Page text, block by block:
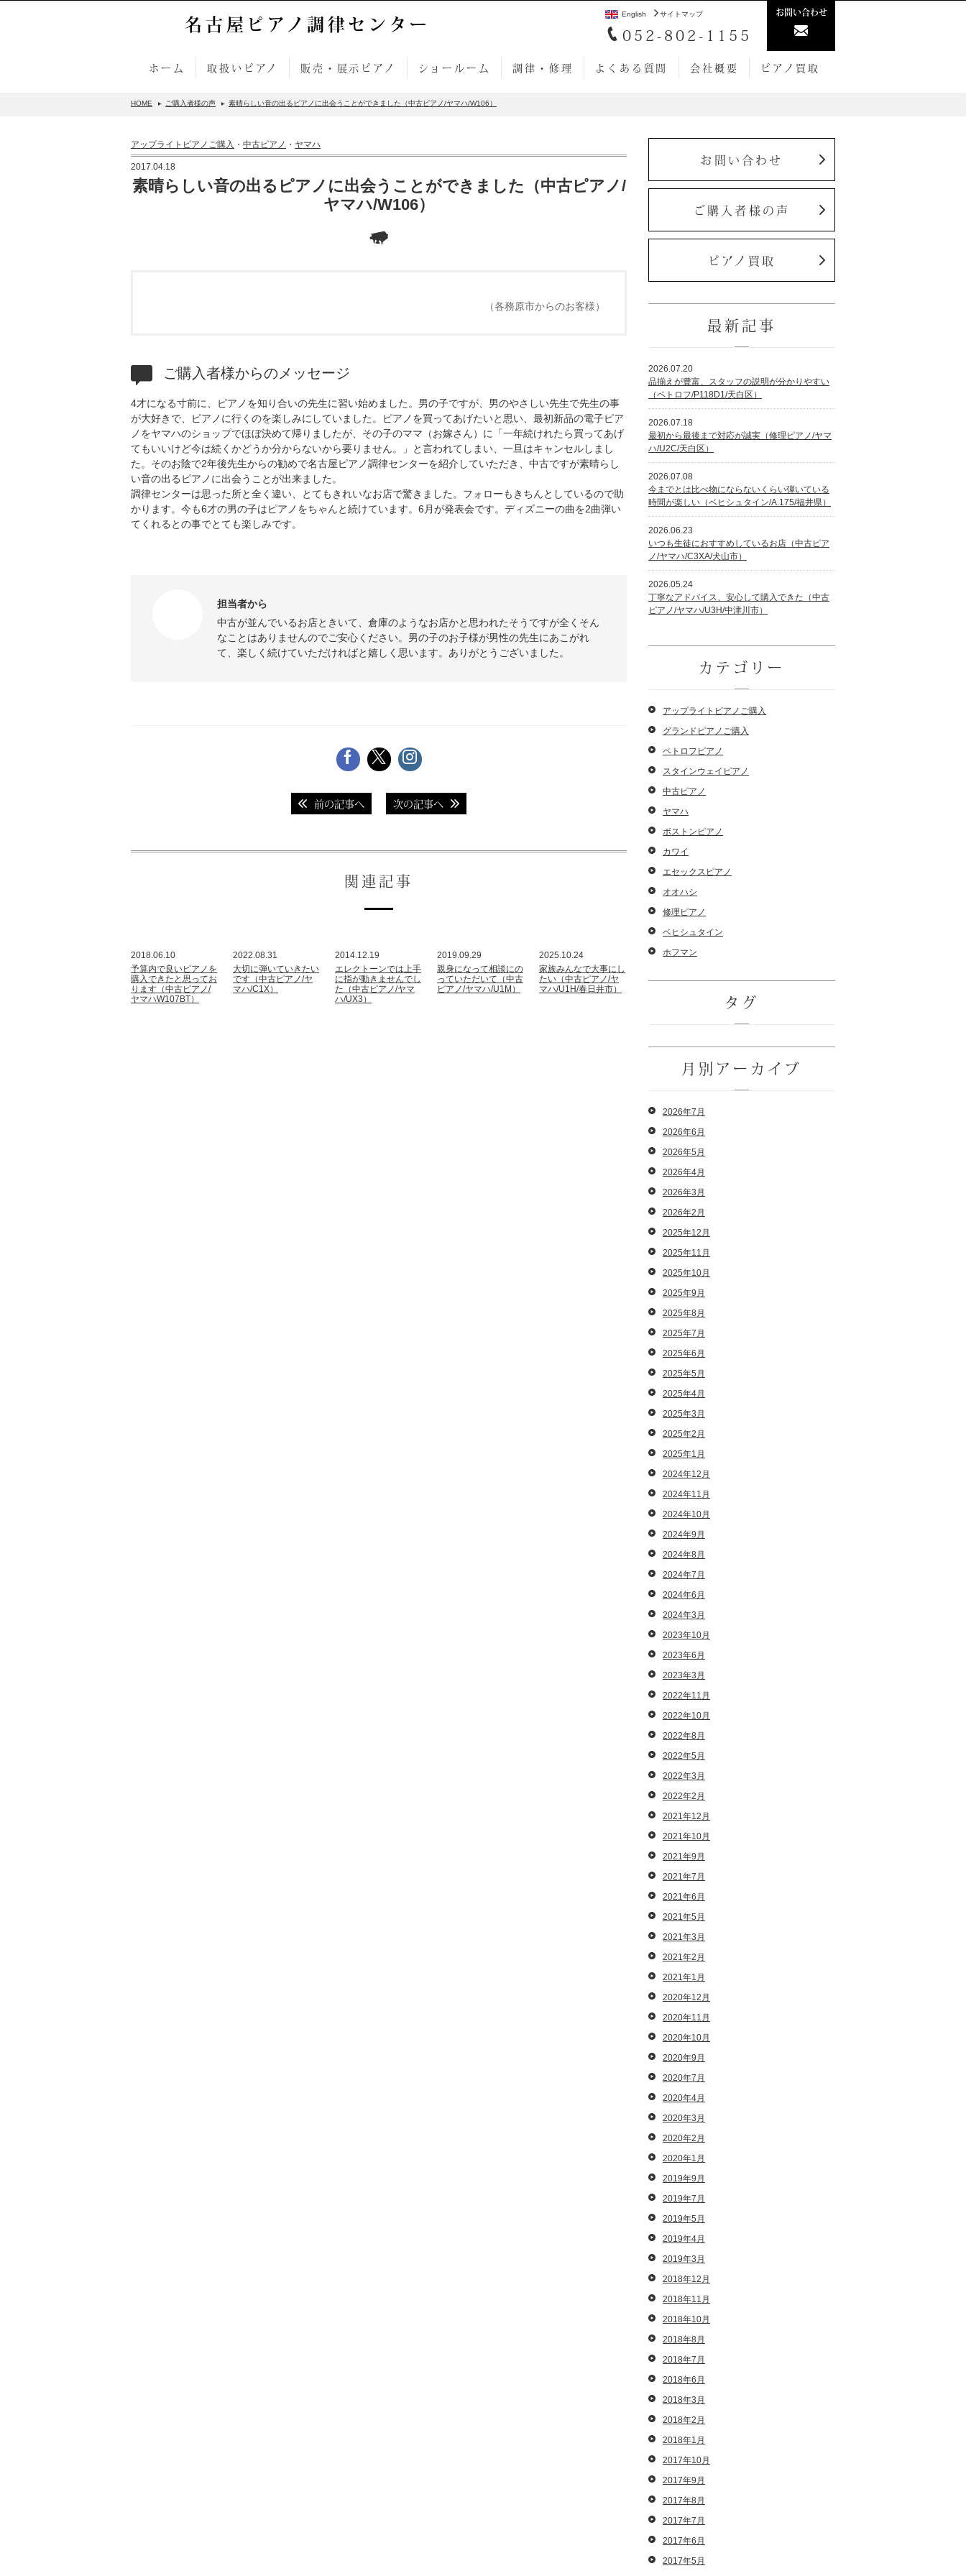
English サイトマップ
052-802-1155
お問い合わせ
名古屋ピアノ調律センター
ホーム 取扱いピアノ 販売・展示ピアノ ショールーム 調律・修理 よくある質問 会社概要 ピアノ買取
HOME ご購入者様の声 素晴らしい音の出るピアノに出会うことができました（中古ピアノ/ヤマハ/W106）
アップライトピアノご購入 ・ 中古ピアノ ・ ヤマハ
2017.04.18
素晴らしい音の出るピアノに出会うことができました（中古ピアノ/
ヤマハ/W106）
（各務原市からのお客様）
ご購入者様からのメッセージ
4才になる寸前に、ピアノを知り合いの先生に習い始めました。男の子ですが、男のやさしい先生で先生の事
が大好きで、ピアノに行くのを楽しみにしていました。ピアノを買ってあげたいと思い、最初新品の電子ピア
ノをヤマハのショップでほぼ決めて帰りましたが、その子のママ（お嫁さん）に「一年続けれたら買ってあげ
てもいいけど今は続くかどうか分からないから要りません。」と言われてしまい、一旦はキャンセルしまし
た。そのお陰で2年後先生からの勧めで名古屋ピアノ調律センターを紹介していただき、中古ですが素晴らし
い音の出るピアノに出会うことが出来ました。
調律センターは思った所と全く違い、とてもきれいなお店で驚きました。フォローもきちんとしているので助
かります。今も6才の男の子はピアノをちゃんと続けています。6月が発表会です。ディズニーの曲を2曲弾い
てくれるとの事でとても楽しみです。
担当者から
中古が並んでいるお店ときいて、倉庫のようなお店かと思われたそうですが全くそん
なことはありませんのでご安心ください。男の子のお子様が男性の先生にあこがれ
て、楽しく続けていただければと嬉しく思います。ありがとうございました。
前の記事へ 次の記事へ
関連記事
2018.06.10
予算内で良いピアノを
購入できたと思ってお
ります（中古ピアノ/
ヤマハW107BT）
2022.08.31
大切に弾いていきたい
です（中古ピアノ/ヤ
マハ/C1X）
2014.12.19
エレクトーンでは上手
に指が動きませんでし
た（中古ピアノ/ヤマ
ハ/UX3）
2019.09.29
親身になって相談にの
っていただいて（中古
ピアノ/ヤマハ/U1M）
2025.10.24
家族みんなで大事にし
たい（中古ピアノ/ヤ
マハ/U1H/春日井市）
お問い合わせ
ご購入者様の声
ピアノ買取
最新記事
2026.07.20
品揃えが豊富、スタッフの説明が分かりやすい
（ペトロフ/P118D1/天白区）
2026.07.18
最初から最後まで対応が誠実（修理ピアノ/ヤマ
ハ/U2C/天白区）
2026.07.08
今までとは比べ物にならないくらい弾いている
時間が楽しい（ベヒシュタイン/A.175/福井県）
2026.06.23
いつも生徒におすすめしているお店（中古ピア
ノ/ヤマハ/C3XA/犬山市）
2026.05.24
丁寧なアドバイス、安心して購入できた（中古
ピアノ/ヤマハ/U3H/中津川市）
カテゴリー
アップライトピアノご購入
グランドピアノご購入
ペトロフピアノ
スタインウェイピアノ
中古ピアノ
ヤマハ
ボストンピアノ
カワイ
エセックスピアノ
オオハシ
修理ピアノ
ベヒシュタイン
ホフマン
タグ
月別アーカイブ
2026年7月
2026年6月
2026年5月
2026年4月
2026年3月
2026年2月
2025年12月
2025年11月
2025年10月
2025年9月
2025年8月
2025年7月
2025年6月
2025年5月
2025年4月
2025年3月
2025年2月
2025年1月
2024年12月
2024年11月
2024年10月
2024年9月
2024年8月
2024年7月
2024年6月
2024年3月
2023年10月
2023年6月
2023年3月
2022年11月
2022年10月
2022年8月
2022年5月
2022年3月
2022年2月
2021年12月
2021年10月
2021年9月
2021年7月
2021年6月
2021年5月
2021年3月
2021年2月
2021年1月
2020年12月
2020年11月
2020年10月
2020年9月
2020年7月
2020年4月
2020年3月
2020年2月
2020年1月
2019年9月
2019年7月
2019年5月
2019年4月
2019年3月
2018年12月
2018年11月
2018年10月
2018年8月
2018年7月
2018年6月
2018年3月
2018年2月
2018年1月
2017年10月
2017年9月
2017年8月
2017年7月
2017年6月
2017年5月